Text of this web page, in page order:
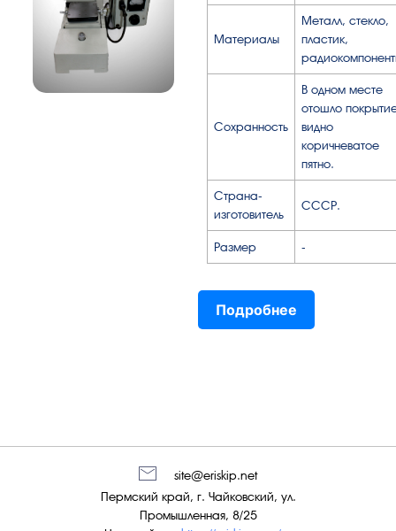
Материалы
Металл, стекло,
пластик,
Сохранность
В одном месте
отошло
видно
коричневатое
пятно.
Страна-
изготовитель
СССР.
Размер -
Подробнее
Пермский край, г. Чайковский, ул.
Промышленная, 8/25
site@eriskip.net